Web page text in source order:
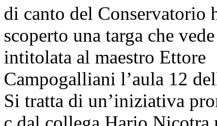
di canto del Conservatorio
scoperto una targa che vede
intitolata al maestro Ettore
Campogalliani l’aula 12
Si tratta di un’iniziativa